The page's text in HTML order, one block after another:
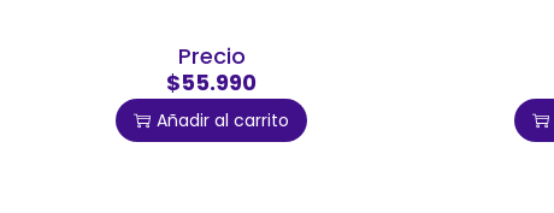
Precio
$55.990
Añadir al carrito